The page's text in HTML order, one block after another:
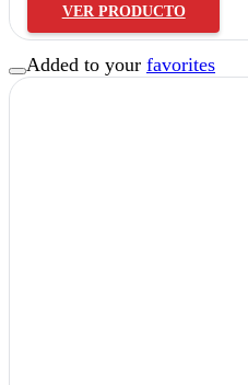
VER PRODUCTO
Added to your favorites